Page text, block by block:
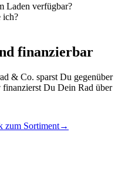
Laden verfügbar?
ich?
finanzierbar
& Co. sparst Du gegenüber
Du Dein Rad über
zum Sortiment→